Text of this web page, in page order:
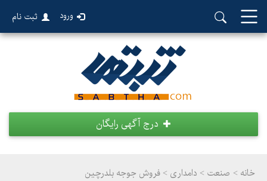
ورود ثبت نام
درج آگهی رایگان
خانه > صنعت > دامداری > فروش جوجه بلدرچين